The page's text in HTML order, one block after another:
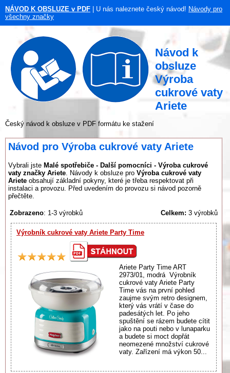
NÁVOD K OBSLUZE v PDF | U nás naleznete český návod! Návody pro
všechny značky
Návod k
obsluze
Výroba
cukrové vaty
Ariete
Český návod k obsluze v PDF formátu ke stažení
Návod pro Výroba cukrové vaty Ariete
Vybrali jste Malé spotřebiče - Další pomocníci - Výroba cukrové
vaty značky Ariete . Návody k obsluze pro Výroba cukrové vaty
Ariete obsahují základní pokyny, které je třeba respektovat při
instalaci a provozu. Před uvedením do provozu si návod pozorně
přečtěte.
Zobrazeno: 1-3 výrobků Celkem: 3 výrobků
Výrobník cukrové vaty Ariete Party Time
Ariete Party Time ART
2973/01, modrá Výrobník
cukrové vaty Ariete Party
Time vás na první pohled
zaujme svým retro designem,
který vás vrátí v čase do
padesátých let. Po jeho
spuštění se rázem budete cítit
jako na pouti nebo v lunaparku
a budete si moct dopřát
neomezené množství cukrové
vaty. Zařízení má výkon 50...